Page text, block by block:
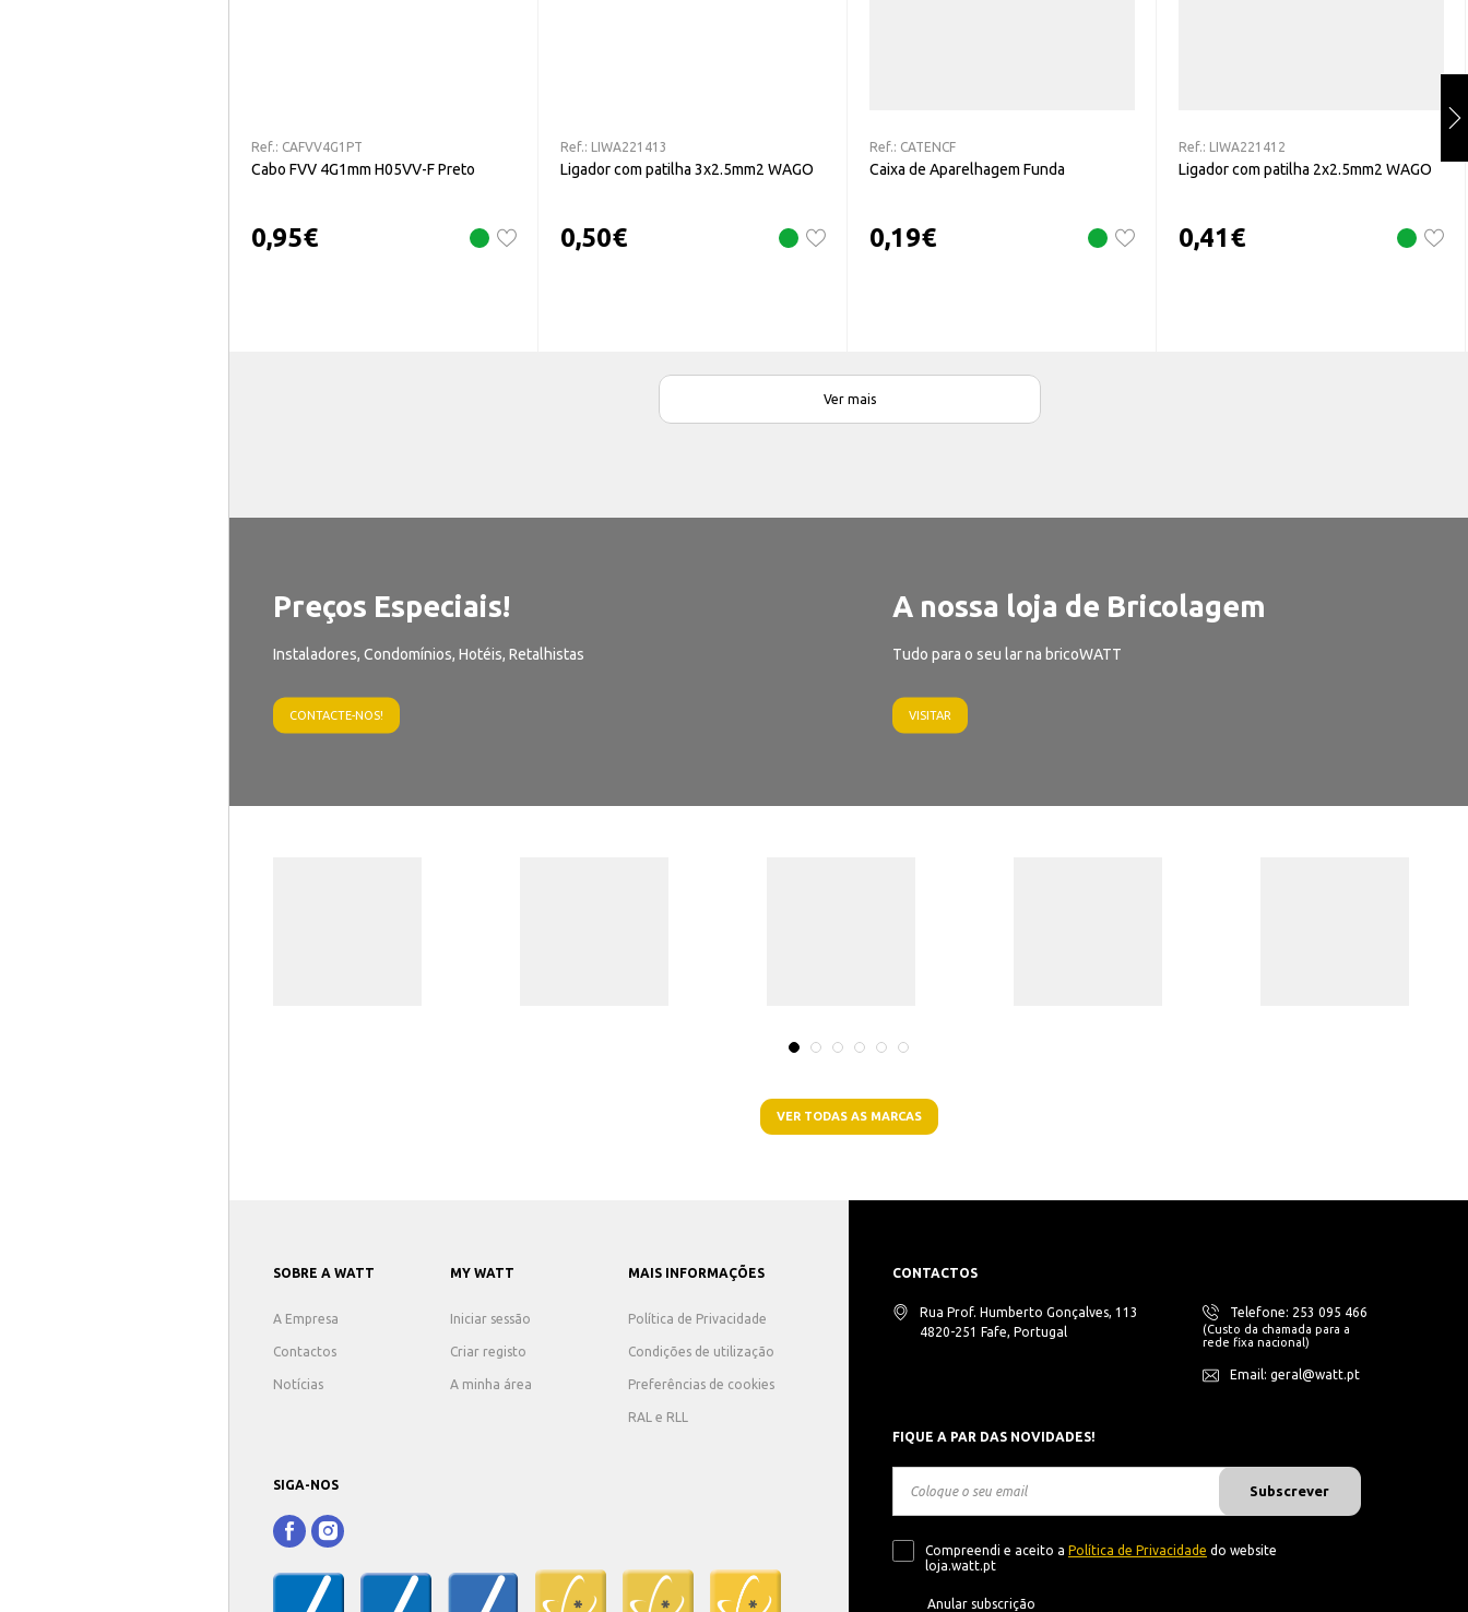
Ref.: CAFVV4G1PT
Cabo FVV 4G1mm H05VV-F Preto
0,95€
Ref.: LIWA221413
Ligador com patilha 3x2.5mm2 WAGO
0,50€
Ref.: CATENCF
Caixa de Aparelhagem Funda
0,19€
Ref.: LIWA221412
Ligador com patilha 2x2.5mm2 WAGO
0,41€
Ver mais
Preços Especiais!
Instaladores, Condomínios, Hotéis, Retalhistas
CONTACTE-NOS!
A nossa loja de Bricolagem
Tudo para o seu lar na bricoWATT
VISITAR
VER TODAS AS MARCAS
SOBRE A WATT
A Empresa
Contactos
Notícias
MY WATT
Iniciar sessão
Criar registo
A minha área
MAIS INFORMAÇÕES
Política de Privacidade
Condições de utilização
Preferências de cookies
RAL e RLL
SIGA-NOS
CONTACTOS
Rua Prof. Humberto Gonçalves, 113
4820-251 Fafe, Portugal
Telefone: 253 095 466
(Custo da chamada para a
rede fixa nacional)
Email: geral@watt.pt
FIQUE A PAR DAS NOVIDADES!
Subscrever
Compreendi e aceito a Política de Privacidade do website
loja.watt.pt
Anular subscrição